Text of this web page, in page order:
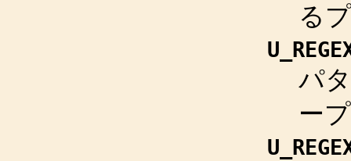
る
パ
ー